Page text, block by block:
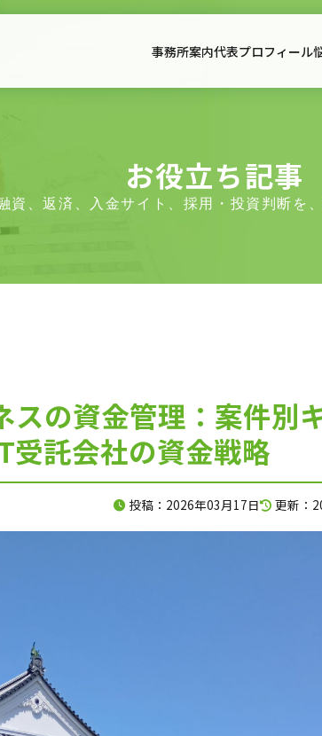
事務所案内
事務所案内
代表プロフィール
お役立ち記事
資、返済、入金サイト、採用・投資判断を
スの資金管理：案件別
受託会社の資金戦略
投稿：2026年03月17日 更新：
初回相談のご案内
120分で、資金の不安を整理しま
入金、支払い、返済、採用、投資。
複雑につながった資金の悩みを、
120分のオンライン面談で整理しま